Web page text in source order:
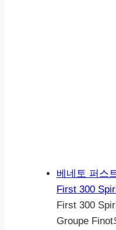
베네토 퍼스
First 300
First 300
Groupe